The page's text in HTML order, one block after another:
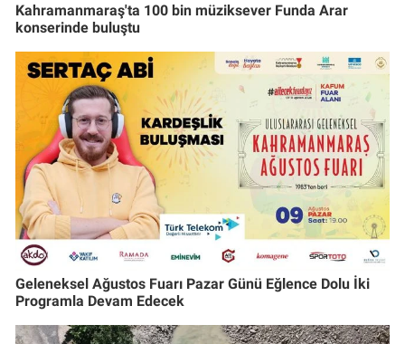
Kahramanmaraş'ta 100 bin müziksever Funda Arar
konserinde buluştu
Geleneksel Ağustos Fuarı Pazar Günü Eğlence Dolu İki
Programla Devam Edecek